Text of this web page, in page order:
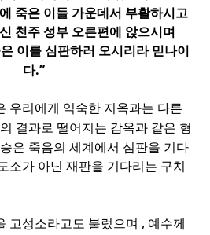
죽은 이들 가운데서 부활하시고
천주 성부 오른편에 앉으시며
이를 심판하러 오시리라 믿나이
다.”
우리에게 익숙한 지옥과는 다른
결과로 떨어지는 감옥과 같은 형
은 죽음의 세계에서 심판을 기다
소가 아닌 재판을 기다리는 구치
고성소라고도 불렀으며 , 예수께